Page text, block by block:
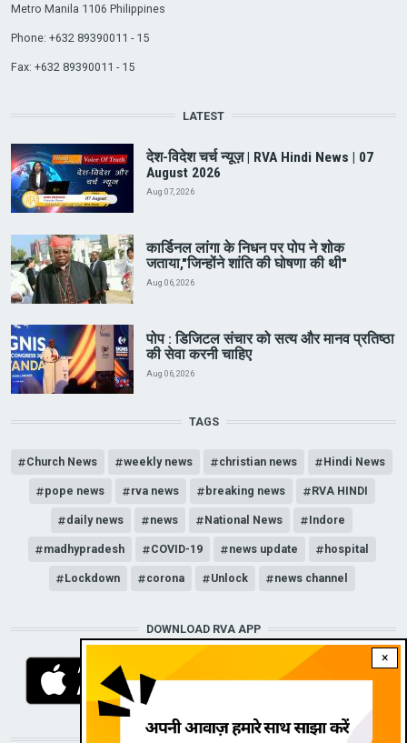
×
Metro Manila 1106 Philippines
Phone: +632 89390011 - 15
Fax: +632 89390011 - 15
LATEST
देश-विदेश चर्च न्यूज़ | RVA Hindi News | 07
August 2026
Aug 07, 2026
कार्डिनल लांगा के निधन पर पोप ने शोक
जताया,"जिन्होंने शांति की घोषणा की थी"
Aug 06, 2026
पोप : डिजिटल संचार को सत्य और मानव प्रतिष्ठा
की सेवा करनी चाहिए
Aug 06, 2026
TAGS
Church News weekly news christian news Hindi News
pope news rva news breaking news RVA HINDI
daily news news National News Indore
madhypradesh COVID-19 news update hospital
Lockdown corona Unlock news channel
DOWNLOAD RVA APP
STAY CONNECTED WITH US!